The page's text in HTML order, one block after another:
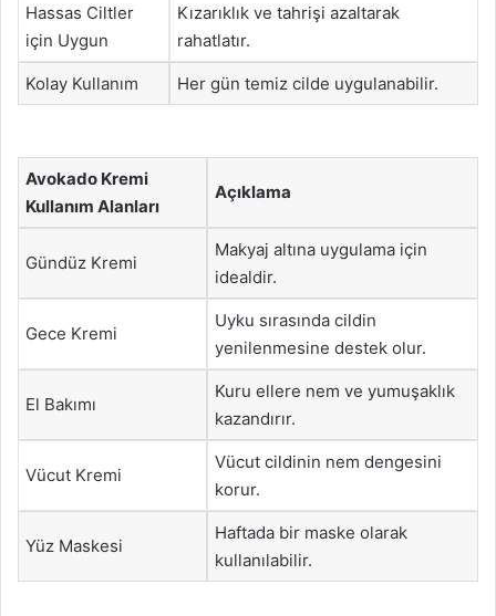
Hassas Ciltler
için Uygun
Kızarıklık ve tahrişi azaltarak
rahatlatır.
Kolay Kullanım Her gün temiz cilde uygulanabilir.
Avokado Kremi
Kullanım Alanları
Açıklama
Gündüz Kremi
Makyaj altına uygulama için
idealdir.
Gece Kremi
Uyku sırasında cildin
yenilenmesine destek olur.
El Bakımı
Kuru ellere nem ve yumuşaklık
kazandırır.
Vücut Kremi
Vücut cildinin nem dengesini
korur.
Yüz Maskesi
Haftada bir maske olarak
kullanılabilir.